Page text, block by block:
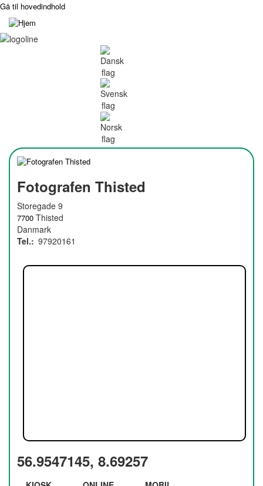
Gå til hovedindhold
Fotografen Thisted
Storegade 9
7700 Thisted
Danmark
Tel.
97920161
56.9547145, 8.69257